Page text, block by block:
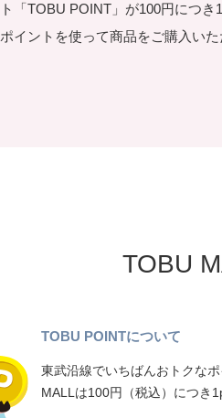
ト「TOBU POINT」が100円につき
ポイントを使って商品をご購入いた
TOBU
TOBU POINTについて
東武沿線でいちばんおトクな
MALLは100円（税込）につき